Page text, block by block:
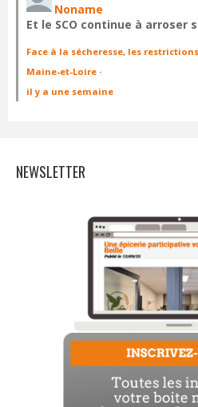
Noname
Et le SCO continue à arroser
Face à la sécheresse, les
Maine-et-Loire ·
il y a une semaine
NEWSLETTER